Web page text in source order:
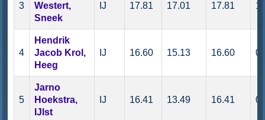
3
Westert,
Sneek
IJ 17.81 17.01 17.81
4
Hendrik
Jacob Krol,
Heeg
IJ 16.60 15.13 16.60
5
Jarno
Hoekstra,
IJlst
IJ 16.41 13.49 16.41